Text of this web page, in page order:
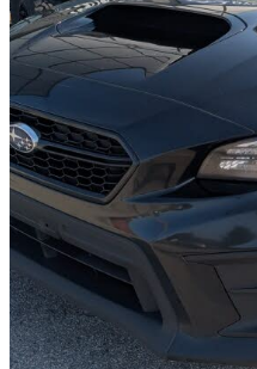
2019 Subaru WRX
Sport-tech AWD 119 199 km
18 950 $